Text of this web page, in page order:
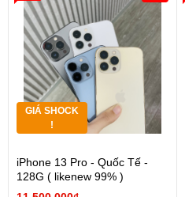
GIÁ SHOCK
!
iPhone 13 Pro - Quốc Tế -
128G ( likenew 99% )